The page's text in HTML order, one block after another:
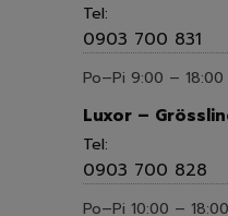
Tel:
0903 700 831
Po–Pi 9:00 – 18:00
Luxor –
Tel:
0903 700 828
Po–Pi 10:00 – 18:00